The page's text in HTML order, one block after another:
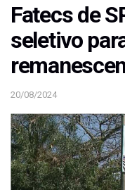
Fatecs de
seletivo
20/08/2024